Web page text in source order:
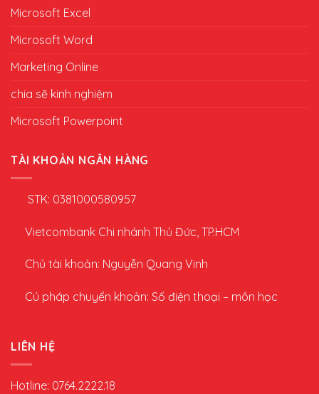
Microsoft Excel
Microsoft Word
Marketing Online
chia sẽ kinh nghiệm
Microsoft Powerpoint
TÀI KHOẢN NGÂN HÀNG
STK: 0381000580957
Vietcombank Chi nhánh Thủ Đức, TP.HCM
Chủ tài khoản: Nguyễn Quang Vinh
Cú pháp chuyển khoản: Số điện thoại – môn học
LIÊN HỆ
Hotline: 0764.2222.18